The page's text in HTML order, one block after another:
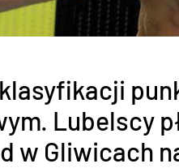
Lubelscy
w Gliwicach